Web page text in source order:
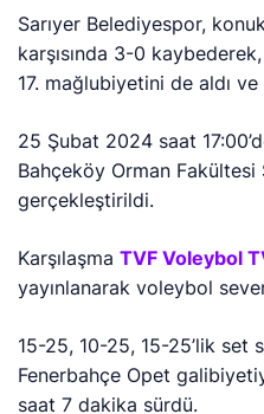
Sarıyer Belediyespor,
karşısında 3-0
17. mağlubiyetini de aldı ve
25 Şubat 2024 saat
Bahçeköy Orman Fakültesi
gerçekleştirildi.
KarşılaşmaTVF Voleybol
yayınlanarak voleybol
15-25, 10-25, 15-25’lik set
Fenerbahçe Opet
saat 7 dakika sürdü.